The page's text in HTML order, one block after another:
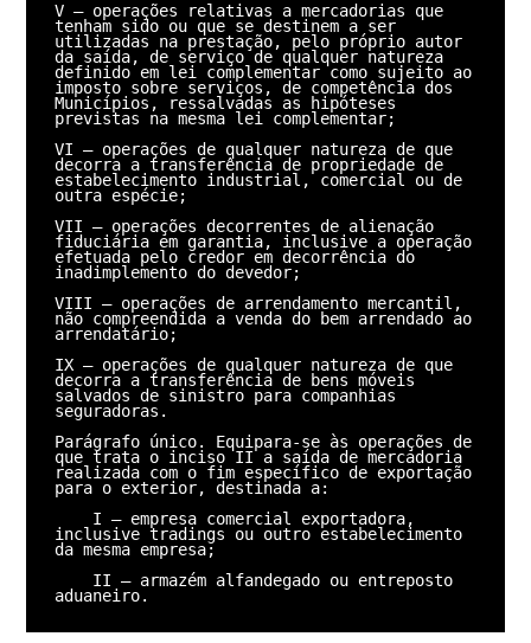
V – operações relativas a mercadorias que
tenham sido ou que se destinem a ser
utilizadas na prestação, pelo próprio autor
da saída, de serviço de qualquer natureza
definido em lei complementar como sujeito ao
imposto sobre serviços, de competência dos
Municípios, ressalvadas as hipóteses
previstas na mesma lei complementar;
VI – operações de qualquer natureza de que
decorra a transferência de propriedade de
estabelecimento industrial, comercial ou de
outra espécie;
VII – operações decorrentes de alienação
fiduciária em garantia, inclusive a operação
efetuada pelo credor em decorrência do
inadimplemento do devedor;
VIII – operações de arrendamento mercantil,
não compreendida a venda do bem arrendado ao
arrendatário;
IX – operações de qualquer natureza de que
decorra a transferência de bens móveis
salvados de sinistro para companhias
seguradoras.
Parágrafo único. Equipara-se às operações de
que trata o inciso II a saída de mercadoria
realizada com o fim específico de exportação
para o exterior, destinada a:
inclusive tradings ou outro estabelecimento
da mesma empresa;
aduaneiro.